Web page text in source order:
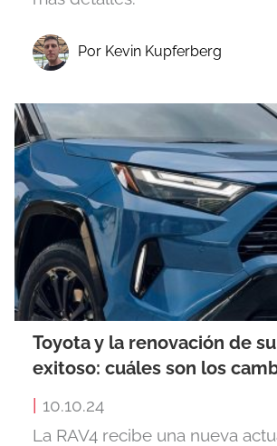
Por Kevin Kupferberg
Toyota y la renovación de
exitoso: cuáles son los
| 10.10.24
La RAV4 recibe una nueva